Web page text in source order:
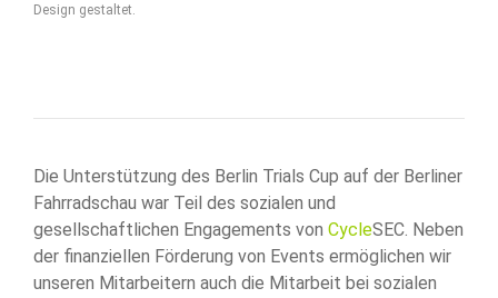
Design gestaltet.
Die Unterstützung des Berlin Trials Cup auf der Berliner
Fahrradschau war Teil des sozialen und
gesellschaftlichen Engagements von CycleSEC. Neben
der finanziellen Förderung von Events ermöglichen wir
unseren Mitarbeitern auch die Mitarbeit bei sozialen